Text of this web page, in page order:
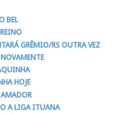
BEL
GRÊMIO/RS OUTRA VEZ
HOJE
A LIGA ITUANA